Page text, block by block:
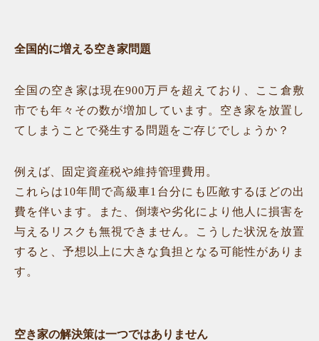
全国的に増える空き家問題
全国の空き家は現在900万戸を超えており、ここ倉敷
市でも年々その数が増加しています。空き家を放置し
てしまうことで発生する問題をご存じでしょうか？
例えば、固定資産税や維持管理費用。
これらは10年間で高級車1台分にも匹敵するほどの出
費を伴います。また、倒壊や劣化により他人に損害を
与えるリスクも無視できません。こうした状況を放置
すると、予想以上に大きな負担となる可能性がありま
す。
空き家の解決策は一つではありません